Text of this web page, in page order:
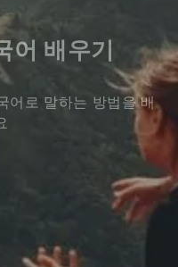
어 배우기
어로 말하는 방법을 배